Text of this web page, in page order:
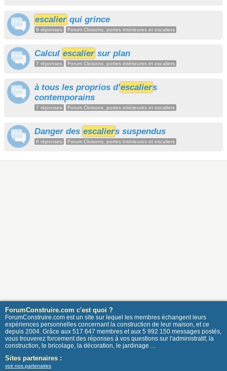
escalier qui grince
9 réponses Forum Cloisons, portes intérieures et escaliers
Calcul escalier sur plan
7 réponses Forum Cloisons, portes intérieures et escaliers
à tous les proprios d'escaliers
contemporains
7 réponses Forum Cloisons, portes intérieures et escaliers
Danger des escaliers suspendus
6 réponses Forum Cloisons, portes intérieures et escaliers
ForumConstruire.com c'est quoi ?
ForumConstruire.com est un site sur lequel les membres échangent leurs
expériences personnelles concernant la construction de leur maison, et ce
depuis 2004. Grâce aux 517 647 membres et aux 5 992 150 messages postés,
vous trouverez forcement des réponses à vos questions sur l'administratif, la
construction, le bricolage, la décoration, le jardinage ...
Sites partenaires :
voir nos partenaires